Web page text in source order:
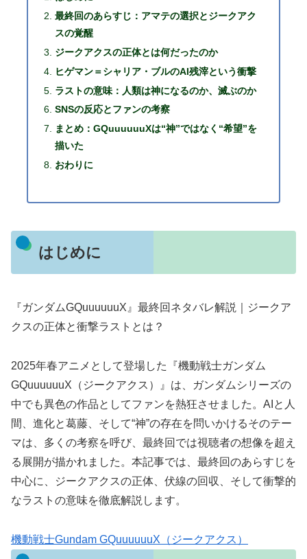
最終回のあらすじ：アマテの選択とジークアク
スの覚醒
ジークアクスの正体とは何だったのか
ヒゲマン＝シャリア・ブルのAI残滓という衝撃
ラストの意味：人類は神になるのか、滅ぶのか
SNSの反応とファンの考察
まとめ：GQuuuuuuXは“神”ではなく“希望”を
描いた
おわりに
はじめに
『ガンダムGQuuuuuuX』最終回ネタバレ解説｜ジークア
クスの正体と衝撃ラストとは？
2025年春アニメとして登場した『機動戦士ガンダム
GQuuuuuuX（ジークアクス）』は、ガンダムシリーズの
中でも異色の作品としてファンを熱狂させました。AIと人
間、進化と葛藤、そして“神”の存在を問いかけるそのテー
マは、多くの考察を呼び、最終回では視聴者の想像を超え
る展開が描かれました。本記事では、最終回のあらすじを
中心に、ジークアクスの正体、伏線の回収、そして衝撃的
なラストの意味を徹底解説します。
機動戦士Gundam GQuuuuuuX（ジークアクス）